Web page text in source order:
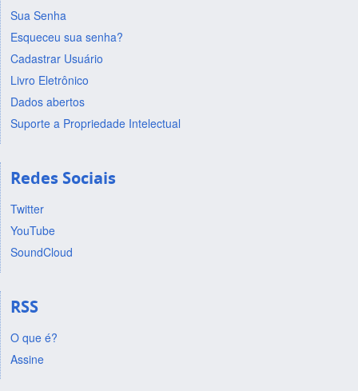
Sua Senha
Esqueceu sua senha?
Cadastrar Usuário
Livro Eletrônico
Dados abertos
Suporte a Propriedade Intelectual
Redes Sociais
Twitter
YouTube
SoundCloud
RSS
O que é?
Assine